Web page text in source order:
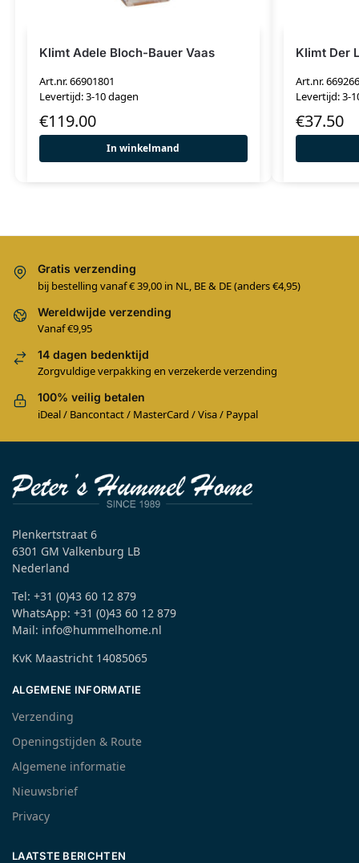
Klimt Adele Bloch-Bauer Vaas
Art.nr. 66901801
Levertijd: 3-10 dagen
€119.00
In winkelmand
Klimt Der
Art.nr.
Levertijd: 3-
€37.50
Gratis verzending
bij bestelling vanaf € 39,00 in NL, BE & DE (anders €4,95)
Wereldwijde verzending
Vanaf €9,95
14 dagen bedenktijd
Zorgvuldige verpakking en verzekerde verzending
100% veilig betalen
iDeal / Bancontact / MasterCard / Visa / Paypal
Plenkertstraat 6
6301 GM Valkenburg LB
Nederland
Tel: +31 (0)43 60 12 879
WhatsApp: +31 (0)43 60 12 879
Mail: info@hummelhome.nl
KvK Maastricht 14085065
ALGEMENE INFORMATIE
Verzending
Openingstijden & Route
Algemene informatie
Nieuwsbrief
Privacy
LAATSTE BERICHTEN